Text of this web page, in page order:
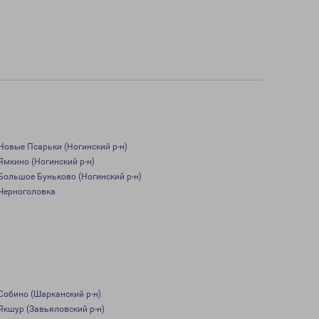
Новые Псарьки (Ногинский р-н)
(Ногинский р-н)
Большое Буньково (Ногинский р-н)
(Шарканский р-н)
(Завьяловский р-н)